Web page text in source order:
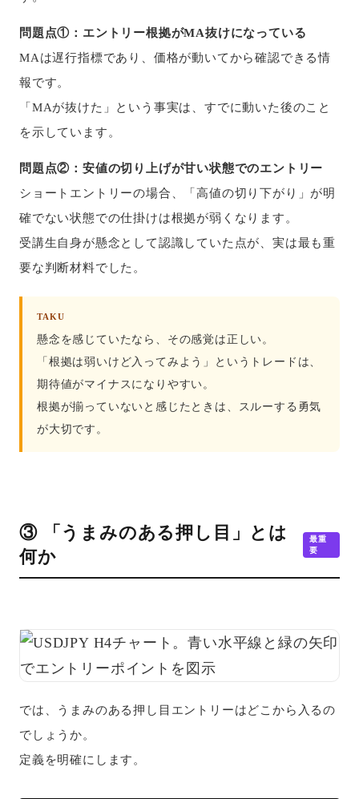
問題点①：エントリー根拠がMA抜けになっている
MAは遅行指標であり、価格が動いてから確認できる情
報です。
「MAが抜けた」という事実は、すでに動いた後のこと
を示しています。
問題点②：安値の切り上げが甘い状態でのエントリー
ショートエントリーの場合、「高値の切り下がり」が明
確でない状態での仕掛けは根拠が弱くなります。
受講生自身が懸念として認識していた点が、実は最も重
要な判断材料でした。
TAKU
懸念を感じていたなら、その感覚は正しい。
「根拠は弱いけど入ってみよう」というトレードは、
期待値がマイナスになりやすい。
根拠が揃っていないと感じたときは、スルーする勇気
が大切です。
③ 「うまみのある押し目」とは
何か
最重
要
では、うまみのある押し目エントリーはどこから入るの
でしょうか。
定義を明確にします。